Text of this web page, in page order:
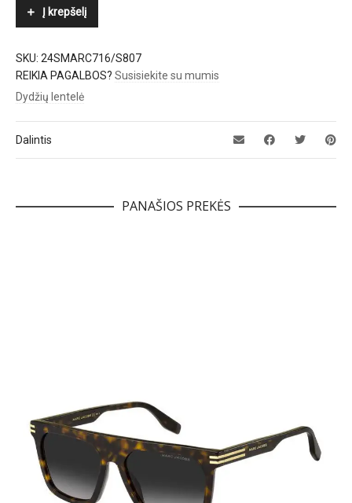
Į krepšelį
SKU: 24SMARC716/S807
REIKIA PAGALBOS? Susisiekite su mumis
Dydžių lentelė
Dalintis
PANAŠIOS PREKĖS